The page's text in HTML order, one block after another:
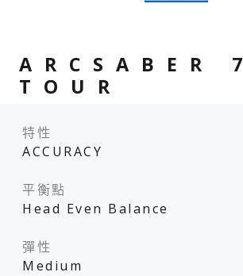
ARCSABER 7
TOUR
特性
ACCURACY
平衡點
Head Even Balance
彈性
Medium